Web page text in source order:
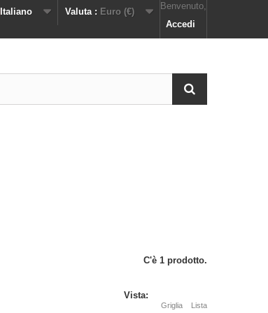
Benvenuto,
Accedi
Valuta : Euro (€)
Italiano
C'è 1 prodotto.
Vista:
Griglia Lista